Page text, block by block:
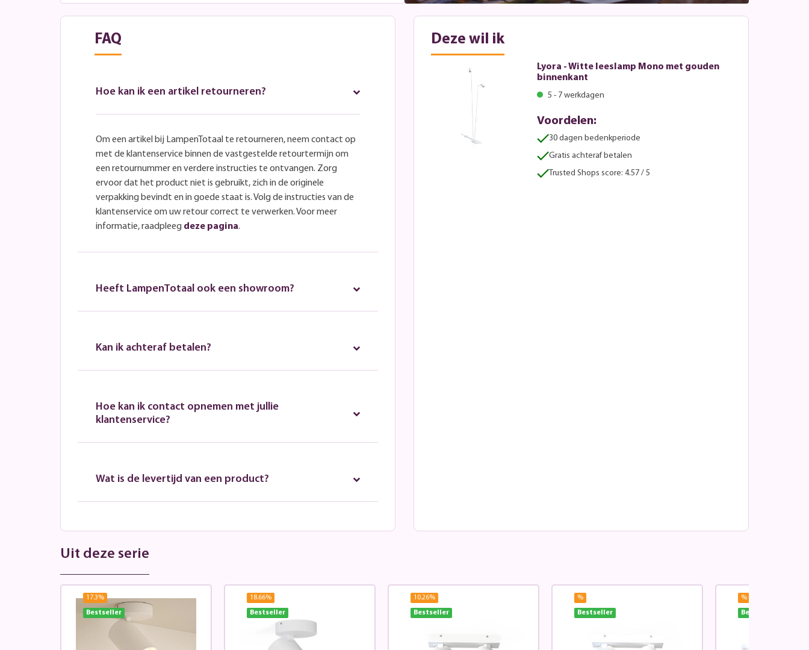
FAQ
Hoe kan ik een artikel retourneren?
Om een artikel bij LampenTotaal te retourneren, neem contact op
met de klantenservice binnen de vastgestelde retourtermijn om
een retournummer en verdere instructies te ontvangen. Zorg
ervoor dat het product niet is gebruikt, zich in de originele
verpakking bevindt en in goede staat is. Volg de instructies van de
klantenservice om uw retour correct te verwerken. Voor meer
informatie, raadpleeg deze pagina.
Heeft LampenTotaal ook een showroom?
Kan ik achteraf betalen?
Hoe kan ik contact opnemen met jullie
klantenservice?
Wat is de levertijd van een product?
Deze wil ik
Lyora - Witte leeslamp Mono met gouden
binnenkant
5 - 7 werkdagen
Voordelen:
30 dagen bedenkperiode
Gratis achteraf betalen
Trusted Shops score: 4.57 / 5
Uit deze serie
17.3%
Bestseller
18.66%
Bestseller
10.26%
Bestseller
%
Bestseller
%
Bestseller